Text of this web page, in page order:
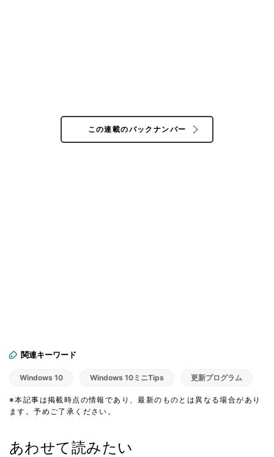
この連載のバックナンバー
関連キーワード
Windows 10 Windows 10ミニTips 更新プログラム
※本記事は掲載時点の情報であり、最新のものとは異なる場合があり
ます。予めご了承ください。
あわせて読みたい